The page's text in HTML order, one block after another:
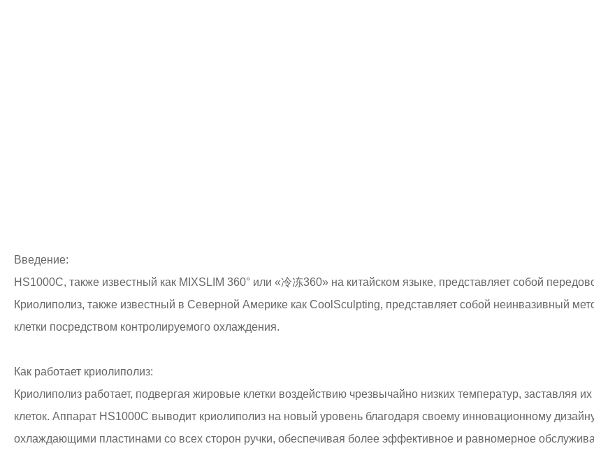
Введение:
HS1000C, также известный как MIXSLIM 360° или «冷冻360» на китайском языке, представляет собой
Криолиполиз, также известный в Северной Америке как CoolSculpting, представляет собой неинвазивный
клетки посредством контролируемого охлаждения.
Как работает криолиполиз:
Криолиполиз работает, подвергая жировые клетки воздействию чрезвычайно низких температур, заставляя
клеток. Аппарат HS1000C выводит криолиполиз на новый уровень благодаря своему инновационному
охлаждающими пластинами со всех сторон ручки, обеспечивая более эффективное и равномерное